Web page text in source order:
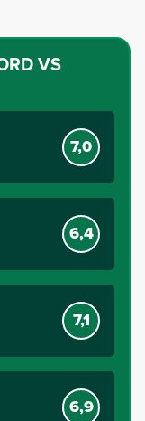
VS
7,0
6,4
7,1
6,9